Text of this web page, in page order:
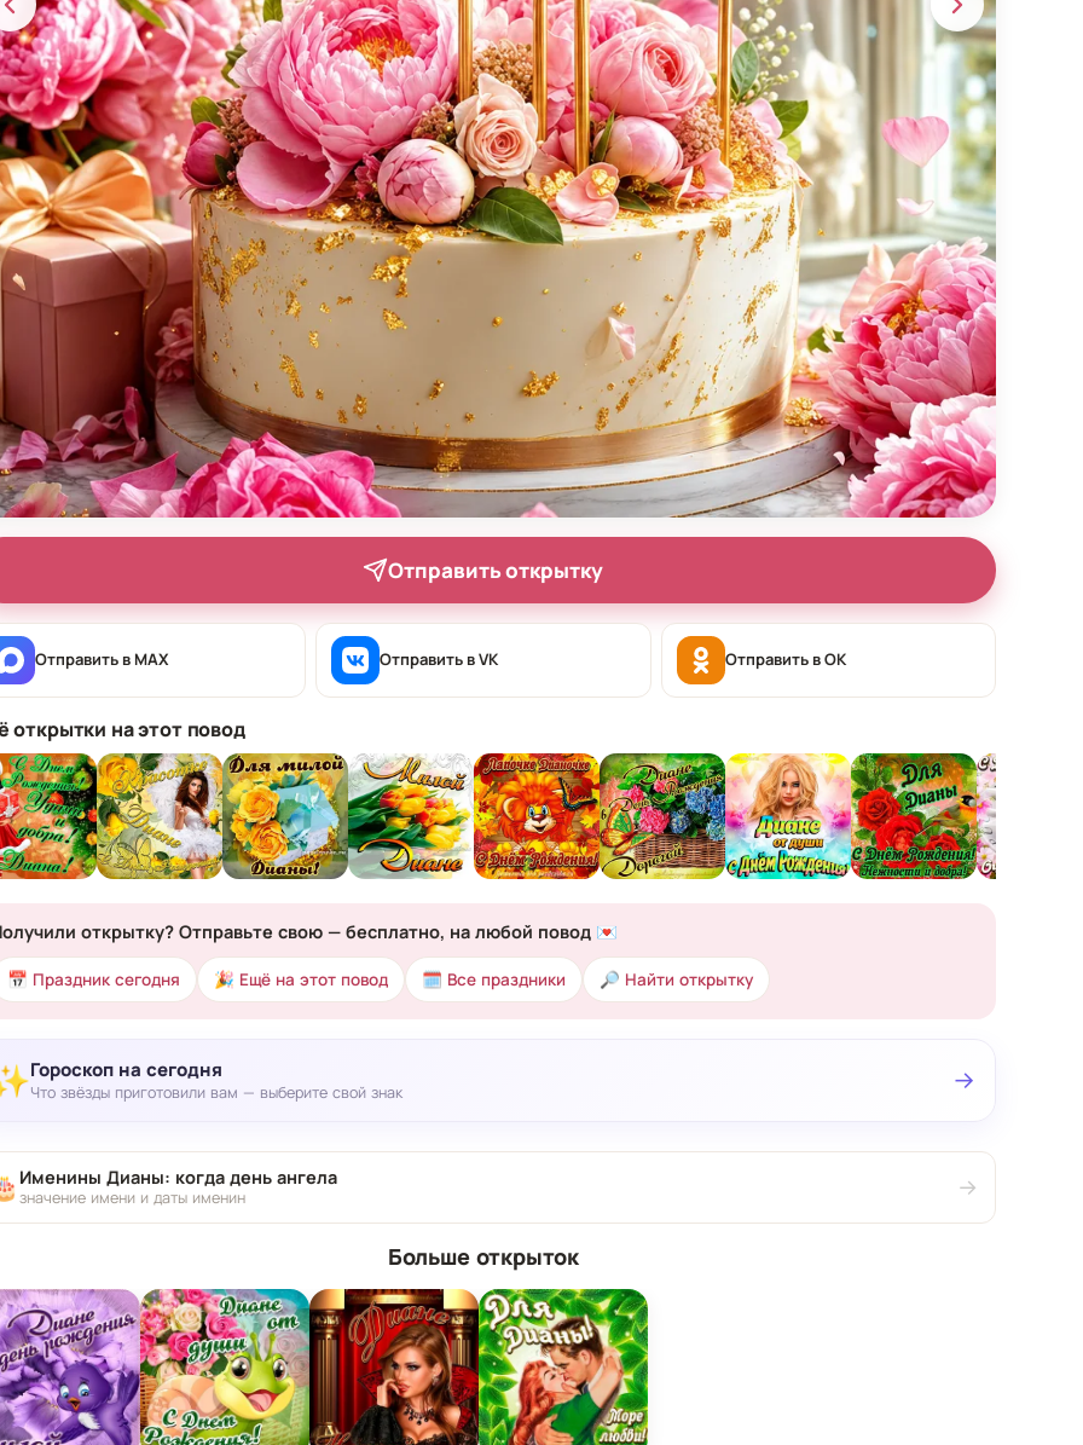
Отправить открытку
Отправить в MAX Отправить в VK Отправить в OK
открытки на этот повод
открытку? Отправьте свою — бесплатно, на любой повод 💌
📅 Праздник сегодня 🎉 Ещё на этот повод 🗓 Все праздники 🔎 Найти открытку
Гороскоп на сегодня
Что звёзды приготовили вам — выберите свой знак →
Именины Дианы: когда день ангела
значение имени и даты именин →
Больше открыток